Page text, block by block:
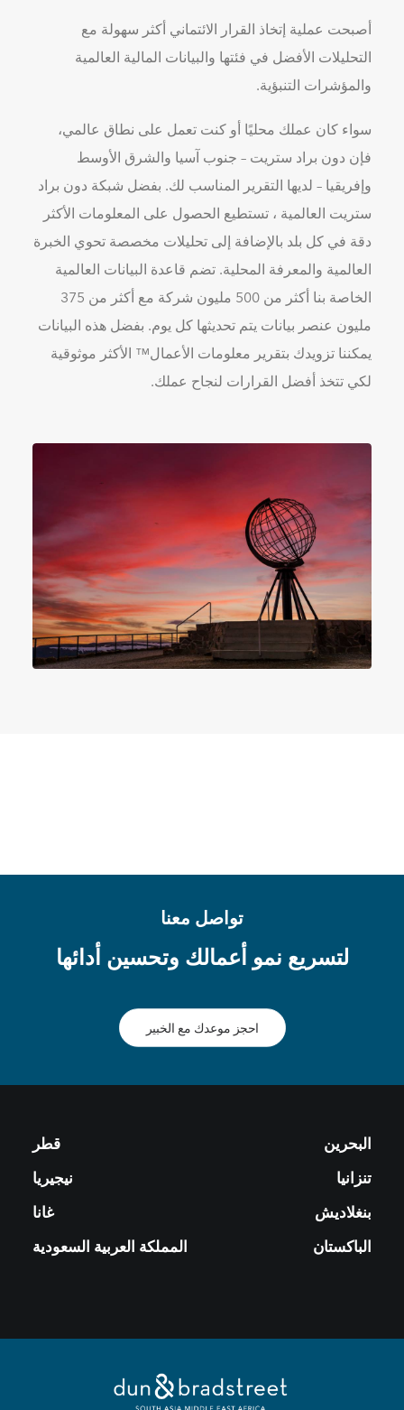
أصبحت عملية إتخاذ القرار الائتماني أكثر سهولة مع
التحليلات الأفضل في فئتها والبيانات المالية العالمية
والمؤشرات التنبؤية.
سواء كان عملك محليًا أو كنت تعمل على نطاق عالمي،
فإن دون براد ستريت – جنوب آسيا والشرق الأوسط
وإفريقيا – لديها التقرير المناسب لك. بفضل شبكة دون براد
ستريت العالمية ، تستطيع الحصول على المعلومات الأكثر
دقة في كل بلد بالإضافة إلى تحليلات مخصصة تحوي الخبرة
العالمية والمعرفة المحلية. تضم قاعدة البيانات العالمية
الخاصة بنا أكثر من 500 مليون شركة مع أكثر من 375
مليون عنصر بيانات يتم تحديثها كل يوم. بفضل هذه البيانات
يمكننا تزويدك بتقرير معلومات الأعمال™ الأكثر موثوقية
لكي تتخذ أفضل القرارات لنجاح عملك.
تواصل معنا
لتسريع نمو أعمالك وتحسين أدائها
احجز موعدك مع الخبير
البحرين
تنزانيا
بنغلاديش
الباكستان
قطر
نيجيريا
غانا
المملكة العربية السعودية